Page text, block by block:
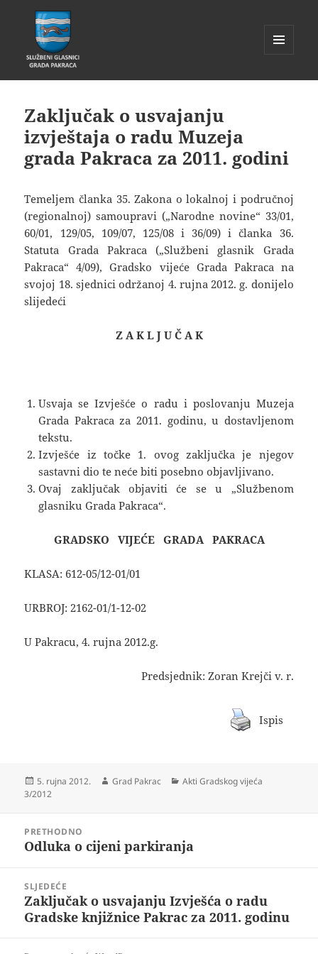
WIDGETI
Zaključak o usvajanju
izvještaja o radu Muzeja
grada Pakraca za 2011. godini
Temeljem članka 35. Zakona o lokalnoj i područnoj
(regionalnoj) samoupravi („Narodne novine“ 33/01,
60/01, 129/05, 109/07, 125/08 i 36/09) i članka 36.
Statuta Grada Pakraca („Službeni glasnik Grada
Pakraca“ 4/09), Gradsko vijeće Grada Pakraca na
svojoj 18. sjednici održanoj 4. rujna 2012. g. donijelo
slijedeći
Z A K L J U Č A K
Usvaja se Izvješće o radu i poslovanju Muzeja
Grada Pakraca za 2011. godinu, u dostavljenom
tekstu.
Izvješće iz točke 1. ovog zaključka je njegov
sastavni dio te neće biti posebno objavljivano.
Ovaj zaključak objaviti će se u „Službenom
glasniku Grada Pakraca“.
GRADSKO VIJEĆE GRADA PAKRACA
KLASA: 612-05/12-01/01
URBROJ: 2162-01/1-12-02
U Pakracu, 4. rujna 2012.g.
Predsjednik: Zoran Krejči v. r.
Ispis
Objavljeno
dana
5. rujna 2012. Autor
Grad Pakrac Kategorije
Akti Gradskog vijeća
3/2012
objavaPRETHODNO
Prethodna
Odluka o cijeni parkiranja
SLJEDEĆE
Sljedeća
objava:
Zaključak o usvajanju Izvješća o radu
Gradske knjižnice Pakrac za 2011. godinu